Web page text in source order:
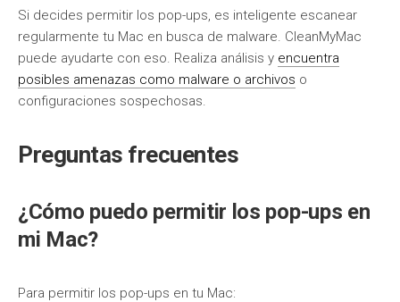
Si decides permitir los pop-ups, es inteligente escanear
regularmente tu Mac en busca de malware. CleanMyMac
puede ayudarte con eso. Realiza análisis y encuentra
posibles amenazas como malware o archivos o
configuraciones sospechosas.
Preguntas frecuentes
¿Cómo puedo permitir los pop-ups en
mi Mac?
Para permitir los pop-ups en tu Mac: